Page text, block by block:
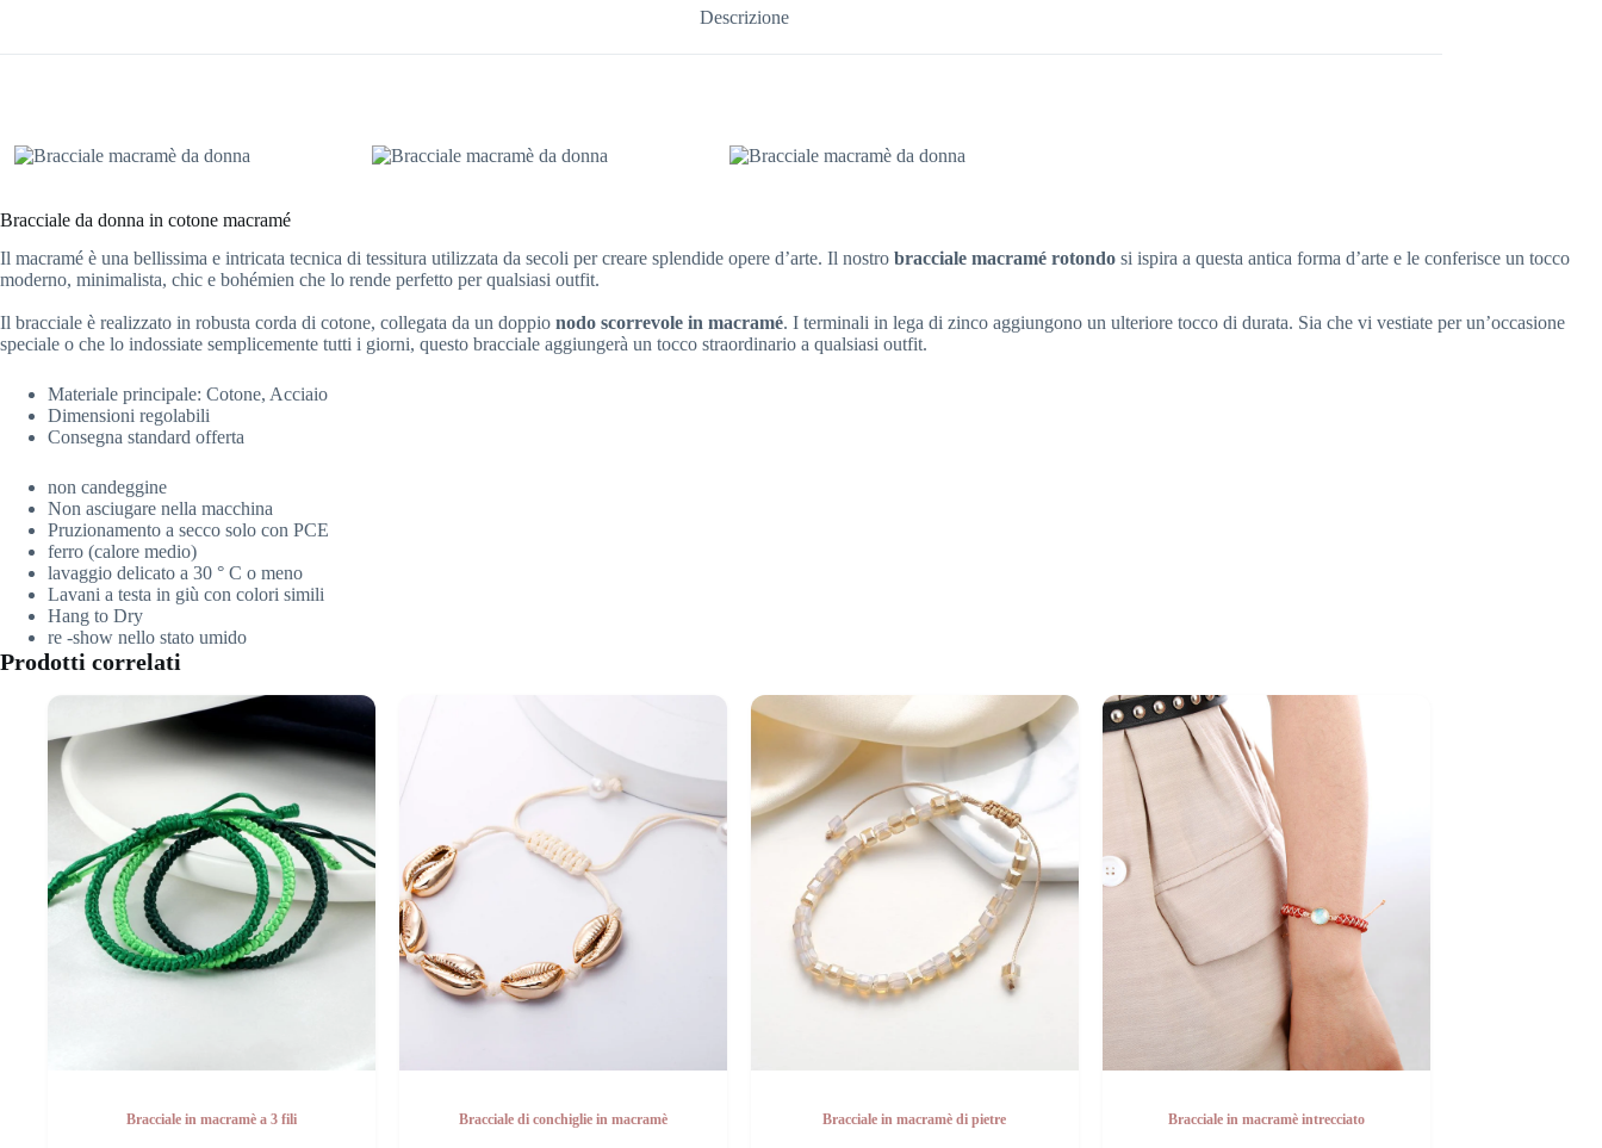
Descrizione
Bracciale da donna in cotone macramé
Il macramé è una bellissima e intricata tecnica di tessitura utilizzata da secoli per creare splendide opere d’arte. Il nostro bracciale macramé rotondo si ispira a questa antica forma d’arte e le conferisce un tocco
moderno, minimalista, chic e bohémien che lo rende perfetto per qualsiasi outfit.
Il bracciale è realizzato in robusta corda di cotone, collegata da un doppio nodo scorrevole in macramé. I terminali in lega di zinco aggiungono un ulteriore tocco di durata. Sia che vi vestiate per un’occasione
speciale o che lo indossiate semplicemente tutti i giorni, questo bracciale aggiungerà un tocco straordinario a qualsiasi outfit.
Materiale principale: Cotone, Acciaio
Dimensioni regolabili
Consegna standard offerta
non candeggine
Non asciugare nella macchina
Pruzionamento a secco solo con PCE
ferro (calore medio)
lavaggio delicato a 30 ° C o meno
Lavani a testa in giù con colori simili
Hang to Dry
re -show nello stato umido
Prodotti correlati
Bracciale in macramè a 3 fili Bracciale di conchiglie in macramè Bracciale in macramè di pietre Bracciale in macramè intrecciato